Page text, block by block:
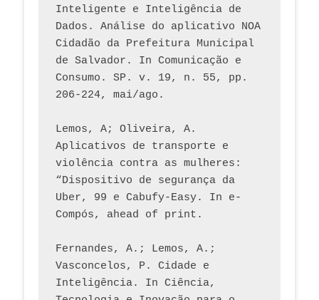
Inteligente e Inteligência de
Dados. Análise do aplicativo NOA
Cidadão da Prefeitura Municipal
de Salvador. In Comunicação e
Consumo. SP. v. 19, n. 55, pp.
206-224, mai/ago.
Lemos, A; Oliveira, A.
Aplicativos de transporte e
violência contra as mulheres:
“Dispositivo de segurança da
Uber, 99 e Cabufy-Easy. In e-
Compós, ahead of print.
Fernandes, A.; Lemos, A.;
Vasconcelos, P. Cidade e
Inteligência. In Ciência,